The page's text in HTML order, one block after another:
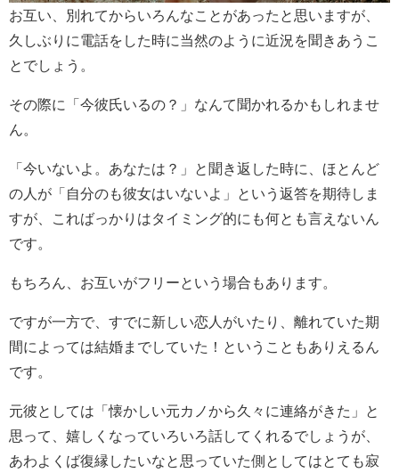
お互い、別れてからいろんなことがあったと思いますが、
久しぶりに電話をした時に当然のように近況を聞きあうこ
とでしょう。
その際に「今彼氏いるの？」なんて聞かれるかもしれませ
ん。
「今いないよ。あなたは？」と聞き返した時に、ほとんど
の人が「自分のも彼女はいないよ」という返答を期待しま
すが、こればっかりはタイミング的にも何とも言えないん
です。
もちろん、お互いがフリーという場合もあります。
ですが一方で、すでに新しい恋人がいたり、離れていた期
間によっては結婚までしていた！ということもありえるん
です。
元彼としては「懐かしい元カノから久々に連絡がきた」と
思って、嬉しくなっていろいろ話してくれるでしょうが、
あわよくば復縁したいなと思っていた側としてはとても寂